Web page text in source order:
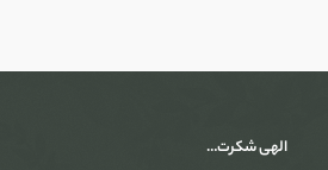
الهی شکرت…